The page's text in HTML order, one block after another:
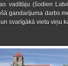
vadītāju (šodien
gandarījuma darbs
svarīgākā vieta viņu